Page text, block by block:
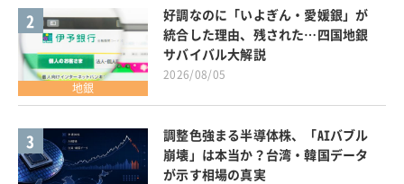
2
地銀
好調なのに「いよぎん・愛媛銀」が
統合した理由、残された…四国地銀
サバイバル大解説
2026/08/05
3
調整色強まる半導体株、「AIバブル
崩壊」は本当か？台湾・韓国データ
が示す相場の真実